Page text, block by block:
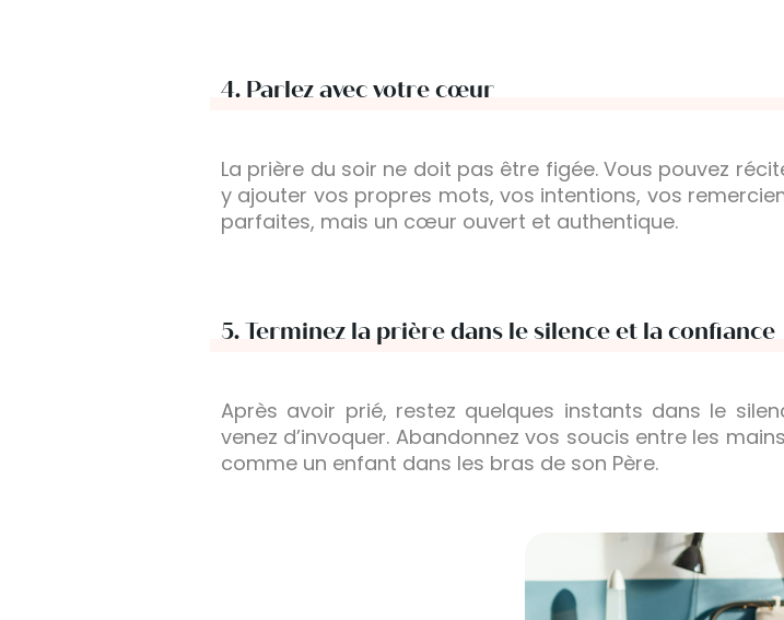
4. Parlez avec votre cœur
La prière du soir ne doit pas être figée. Vous pouvez
y ajouter vos propres mots, vos intentions, vos
parfaites, mais un cœur ouvert et authentique.
5.Terminez la prière dans le silence et la confiance
Après avoir prié, restez quelques instants dans le
venez d’invoquer. Abandonnez vos soucis entre les
comme un enfant dans les bras de son Père.